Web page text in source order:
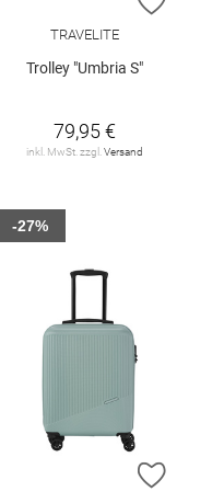
TRAVELITE
Trolley "Umbria S"
79,95 €
inkl. MwSt. zzgl. Versand
HINZUFÜGEN
ZUR
-27%